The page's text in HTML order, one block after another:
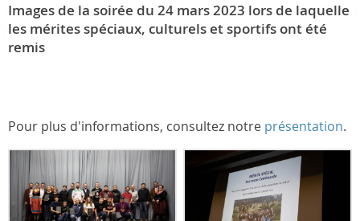
Images de la soirée du 24 mars 2023 lors de laquelle
les mérites spéciaux, culturels et sportifs ont été
remis
Pour plus d'informations, consultez notre présentation.